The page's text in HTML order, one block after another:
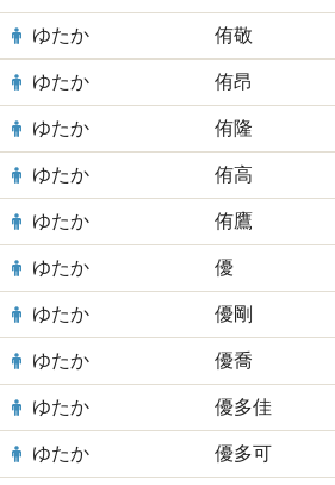
ゆたか 侑敬
ゆたか 侑昂
ゆたか 侑隆
ゆたか 侑高
ゆたか 侑鷹
ゆたか 優
ゆたか 優剛
ゆたか 優喬
ゆたか 優多佳
ゆたか 優多可